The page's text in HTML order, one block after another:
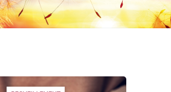
Vous êtes ici :